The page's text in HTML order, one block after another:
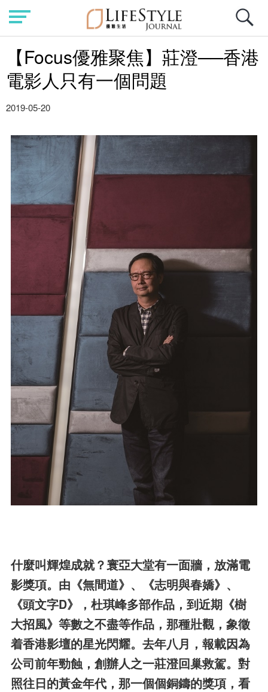
【Focus優雅聚焦】莊澄──香港
電影人只有一個問題
2019-05-20
什麼叫輝煌成就？寰亞大堂有一面牆，放滿電
影獎項。 由《無間道》、《志明與春嬌》、
《頭文字D》，杜琪峰多部作品， 到近期《樹
大招風》等數之不盡等作品， 那種壯觀，象徵
着香港影壇的星光閃耀。 去年八月，報載因為
公司前年勁蝕，創辦人之一莊澄回巢救駕。 對
照往日的黃金年代，那一個個銅鑄的獎項， 看